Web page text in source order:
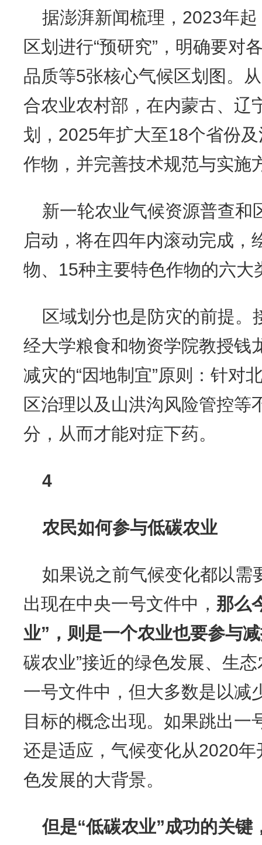
据澎湃新闻梳理，2023年
区划进行“预研究”，明确要对
品质等5张核心气候区划图。
合农业农村部，在内蒙古、辽
划，2025年扩大至18个省份
作物，并完善技术规范与实施
新一轮农业气候资源普查和
启动，将在四年内滚动完成，
物、15种主要特色作物的六大
区域划分也是防灾的前提。
经大学粮食和物资学院教授钱
减灾的“因地制宜”原则：针对
区治理以及山洪沟风险管控等
分，从而才能对症下药。
4
农民如何参与低碳农业
如果说之前气候变化都以需
出现在中央一号文件中， 那么
业”，则是一个农业也要参与
碳农业”接近的绿色发展、生
一号文件中，但大多数是以减
目标的概念出现。如果跳出一
还是适应，气候变化从2020
色发展的大背景。
但是“低碳农业”成功的关键